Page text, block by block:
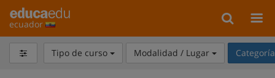
ecuador
Tipo de curso Modalidad / Lugar